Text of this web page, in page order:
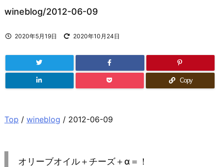
wineblog/2012-06-09
2020年5月19日 2020年10月24日
Copy
Top / wineblog / 2012-06-09
オリーブオイル＋チーズ＋α＝！